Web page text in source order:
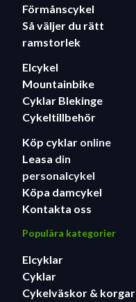
Förmånscykel
Så väljer du rätt
ramstorlek
Elcykel
Mountainbike
Cyklar Blekinge
Cykeltillbehör
Köp cyklar online
Leasa din
personalcykel
Köpa damcykel
Kontakta oss
Populära kategorier
Elcyklar
Cyklar
Cykelväskor & korgar